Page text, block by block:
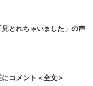
とれちゃいました」の声
コメント＜全文＞